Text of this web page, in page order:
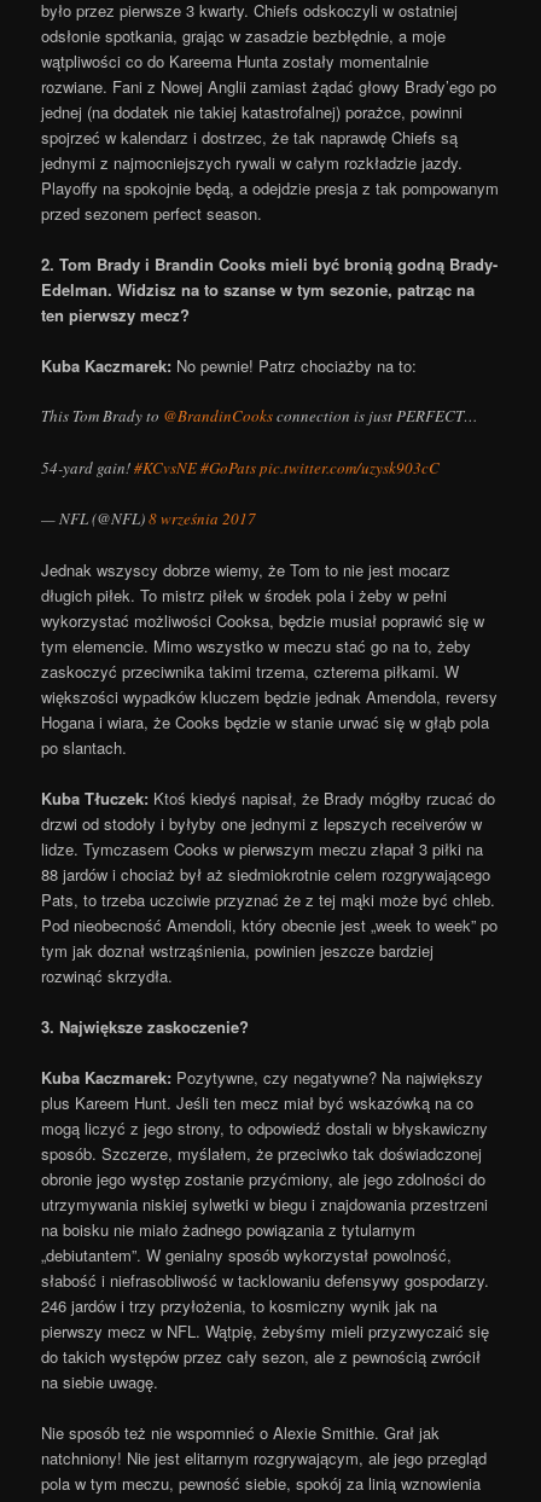
było przez pierwsze 3 kwarty. Chiefs odskoczyli w ostatniej
odsłonie spotkania, grając w zasadzie bezbłędnie, a moje
wątpliwości co do Kareema Hunta zostały momentalnie
rozwiane. Fani z Nowej Anglii zamiast żądać głowy Brady’ego po
jednej (na dodatek nie takiej katastrofalnej) porażce, powinni
spojrzeć w kalendarz i dostrzec, że tak naprawdę Chiefs są
jednymi z najmocniejszych rywali w całym rozkładzie jazdy.
Playoffy na spokojnie będą, a odejdzie presja z tak pompowanym
przed sezonem perfect season.
2. Tom Brady i Brandin Cooks mieli być bronią godną Brady-
Edelman. Widzisz na to szanse w tym sezonie, patrząc na
ten pierwszy mecz?
Kuba Kaczmarek: No pewnie! Patrz chociażby na to:
This Tom Brady to @BrandinCooksconnection is just PERFECT…
54-yard gain!#KCvsNE#GoPatspic.twitter.com/uzysk903cC
— NFL (@NFL)8 września 2017
Jednak wszyscy dobrze wiemy, że Tom to nie jest mocarz
długich piłek. To mistrz piłek w środek pola i żeby w pełni
wykorzystać możliwości Cooksa, będzie musiał poprawić się w
tym elemencie. Mimo wszystko w meczu stać go na to, żeby
zaskoczyć przeciwnika takimi trzema, czterema piłkami. W
większości wypadków kluczem będzie jednak Amendola, reversy
Hogana i wiara, że Cooks będzie w stanie urwać się w głąb pola
po slantach.
Kuba Tłuczek: Ktoś kiedyś napisał, że Brady mógłby rzucać do
drzwi od stodoły i byłyby one jednymi z lepszych receiverów w
lidze. Tymczasem Cooks w pierwszym meczu złapał 3 piłki na
88 jardów i chociaż był aż siedmiokrotnie celem rozgrywającego
Pats, to trzeba uczciwie przyznać że z tej mąki może być chleb.
Pod nieobecność Amendoli, który obecnie jest „week to week” po
tym jak doznał wstrząśnienia, powinien jeszcze bardziej
rozwinąć skrzydła.
3. Największe zaskoczenie?
Kuba Kaczmarek: Pozytywne, czy negatywne? Na największy
plus Kareem Hunt. Jeśli ten mecz miał być wskazówką na co
mogą liczyć z jego strony, to odpowiedź dostali w błyskawiczny
sposób. Szczerze, myślałem, że przeciwko tak doświadczonej
obronie jego występ zostanie przyćmiony, ale jego zdolności do
utrzymywania niskiej sylwetki w biegu i znajdowania przestrzeni
na boisku nie miało żadnego powiązania z tytularnym
„debiutantem”. W genialny sposób wykorzystał powolność,
słabość i niefrasobliwość w tacklowaniu defensywy gospodarzy.
246 jardów i trzy przyłożenia, to kosmiczny wynik jak na
pierwszy mecz w NFL. Wątpię, żebyśmy mieli przyzwyczaić się
do takich występów przez cały sezon, ale z pewnością zwrócił
na siebie uwagę.
Nie sposób też nie wspomnieć o Alexie Smithie. Grał jak
natchniony! Nie jest elitarnym rozgrywającym, ale jego przegląd
pola w tym meczu, pewność siebie, spokój za linią wznowienia